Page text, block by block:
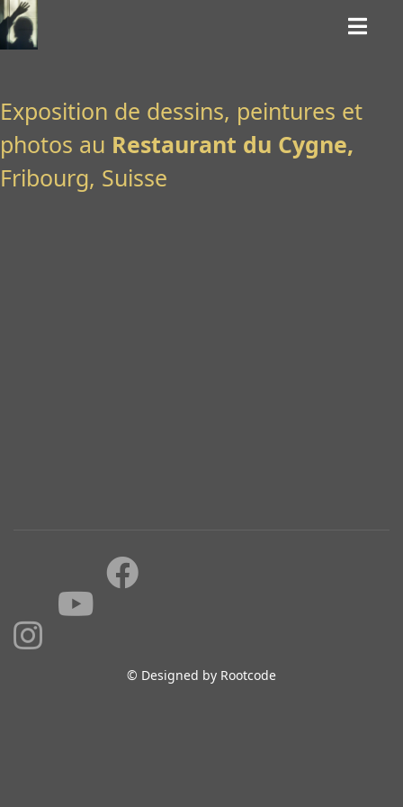
Exposition de dessins, peintures et
photos au Restaurant du Cygne,
Fribourg, Suisse
© Designed by Rootcode